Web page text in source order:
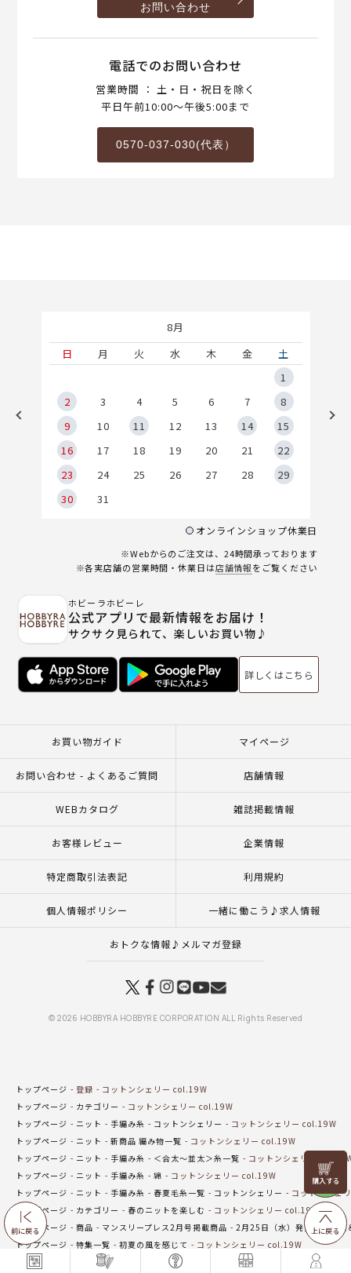
前に戻る
リリヤン
フェア
上に戻る
お問い合わせ
電話でのお問い合わせ
営業時間 ： 土・日・祝日を除く
平日午前10:00～午後5:00まで
0570-037-030(代表）
8月
日
月 火 水 木 金
土
1
2
3 4 5 6 7
8
9
10 11 12 13 14
15
16
17 18 19 20 21
22
23
24 25 26 27 28
29
30
31
オンラインショップ休業日
※Webからのご注文は、24時間承っております
※各実店舗の営業時間・休業日は店舗情報をご覧ください
ホビーラホビーレ
公式アプリで最新情報をお届け！
サクサク見られて、楽しいお買い物♪
詳しくはこちら
お買い物ガイド マイページ
お問い合わせ - よくあるご質問 店舗情報
WEBカタログ 雑誌掲載情報
お客様レビュー 企業情報
特定商取引法表記 利用規約
個人情報ポリシー 一緒に働こう♪求人情報
おトクな情報♪メルマガ登録
© 2026 HOBBYRA HOBBYRE CORPORATION ALL Rights Reserved
トップページ 登録
コットンシェリー col.19W
トップページ
カテゴリー
コットンシェリー col.19W
トップページ
ニット 手編み糸 コットンシェリー
コットンシェリー col.19W
トップページ
ニット 新商品 編み物一覧
コットンシェリー col.19W
トップページ
ニット 手編み糸 ＜合太～並太＞糸一覧
コットンシェリー
トップページ
ニット 手編み糸 綿
コットンシェリー col.19W
トップページ
ニット 手編み糸 春夏毛糸一覧 コットンシェリー
コットンシェ
トップページ
カテゴリー 春のニットを楽しむ
コットンシェリー col.19W
トップページ
商品 マンスリープレス2月号掲載商品
2月25日（水）発売の新商品
トップページ
特集一覧 初夏の風を感じて
コットンシェリー col.19W
トップページ
オンラインショップ在庫わずかコーナー コットンシェリー col.19W